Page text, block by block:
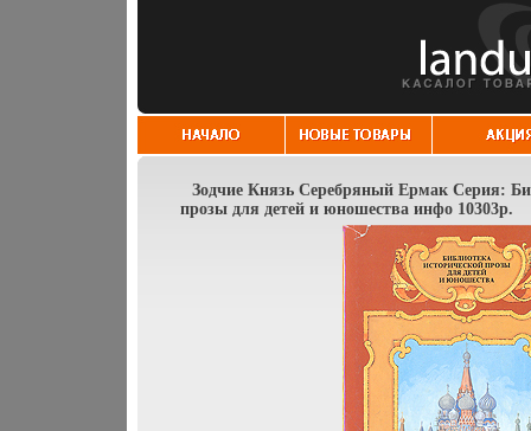
Зодчие Князь Серебряный Ермак Серия:
прозы для детей и юношества инфо 10303p.